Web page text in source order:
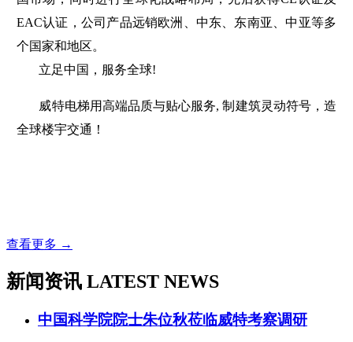
EAC认证，公司产品远销欧洲、中东、东南亚、中亚等多
个国家和地区。
立足中国，服务全球!
威特电梯用高端品质与贴心服务, 制建筑灵动符号，造
全球楼宇交通！
查看更多 →
新闻资讯 LATEST NEWS
中国科学院院士朱位秋莅临威特考察调研